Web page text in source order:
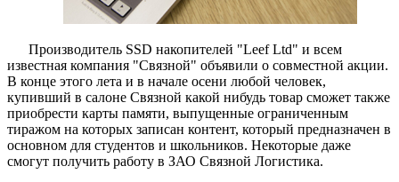
Производитель SSD накопителей "Leef Ltd" и всем
известная компания "Связной" объявили о совместной акции.
В конце этого лета и в начале осени любой человек,
купивший в салоне Связной какой нибудь товар сможет также
приобрести карты памяти, выпущенные ограниченным
тиражом на которых записан контент, который предназначен в
основном для студентов и школьников. Некоторые даже
смогут получить работу в ЗАО Связной Логистика.